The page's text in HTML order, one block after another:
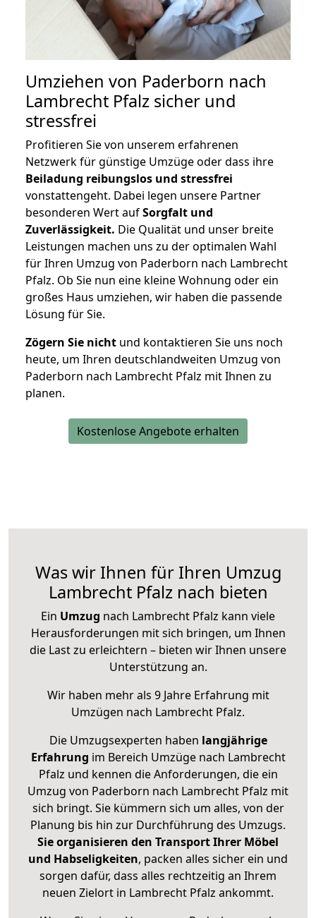
Umziehen von Paderborn nach
Lambrecht Pfalz sicher und
stressfrei
Profitieren Sie von unserem erfahrenen
Netzwerk für günstige Umzüge oder dass ihre
Beiladung reibungslos und stressfrei
vonstattengeht. Dabei legen unsere Partner
besonderen Wert aufSorgfalt und
Zuverlässigkeit. Die Qualität und unser breite
Leistungen machen uns zu der optimalen Wahl
für Ihren Umzug von Paderborn nach Lambrecht
Pfalz. Ob Sie nun eine kleine Wohnung oder ein
großes Haus umziehen, wir haben die passende
Lösung für Sie.
Zögern Sie nicht und kontaktieren Sie uns noch
heute, um Ihren deutschlandweiten Umzug von
Paderborn nach Lambrecht Pfalz mit Ihnen zu
planen.
Kostenlose Angebote erhalten
Was wir Ihnen für Ihren Umzug
Lambrecht Pfalz nach bieten
Ein Umzug nach Lambrecht Pfalz kann viele
Herausforderungen mit sich bringen, um Ihnen
die Last zu erleichtern – bieten wir Ihnen unsere
Unterstützung an.
Wir haben mehr als 9 Jahre Erfahrung mit
Umzügen nach Lambrecht Pfalz.
Die Umzugsexperten haben langjährige
Erfahrung im Bereich Umzüge nach Lambrecht
Pfalz und kennen die Anforderungen, die ein
Umzug von Paderborn nach Lambrecht Pfalz mit
sich bringt. Sie kümmern sich um alles, von der
Planung bis hin zur Durchführung des Umzugs.
Sie organisieren den Transport Ihrer Möbel
und Habseligkeiten, packen alles sicher ein und
sorgen dafür, dass alles rechtzeitig an Ihrem
neuen Zielort in Lambrecht Pfalz ankommt.